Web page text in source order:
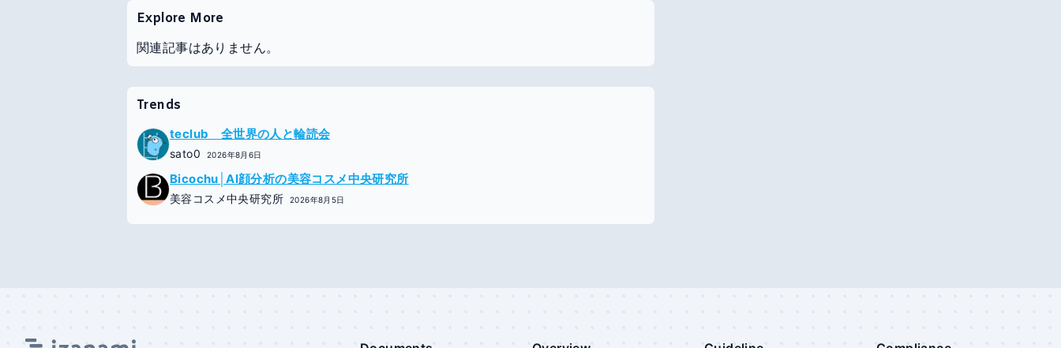
Explore More
関連記事はありません。
Trends
teclub 全世界の人と輪読会
sato0 2026年8月6日
Bicochu│AI顔分析の美容コスメ中央研究所
美容コスメ中央研究所 2026年8月5日